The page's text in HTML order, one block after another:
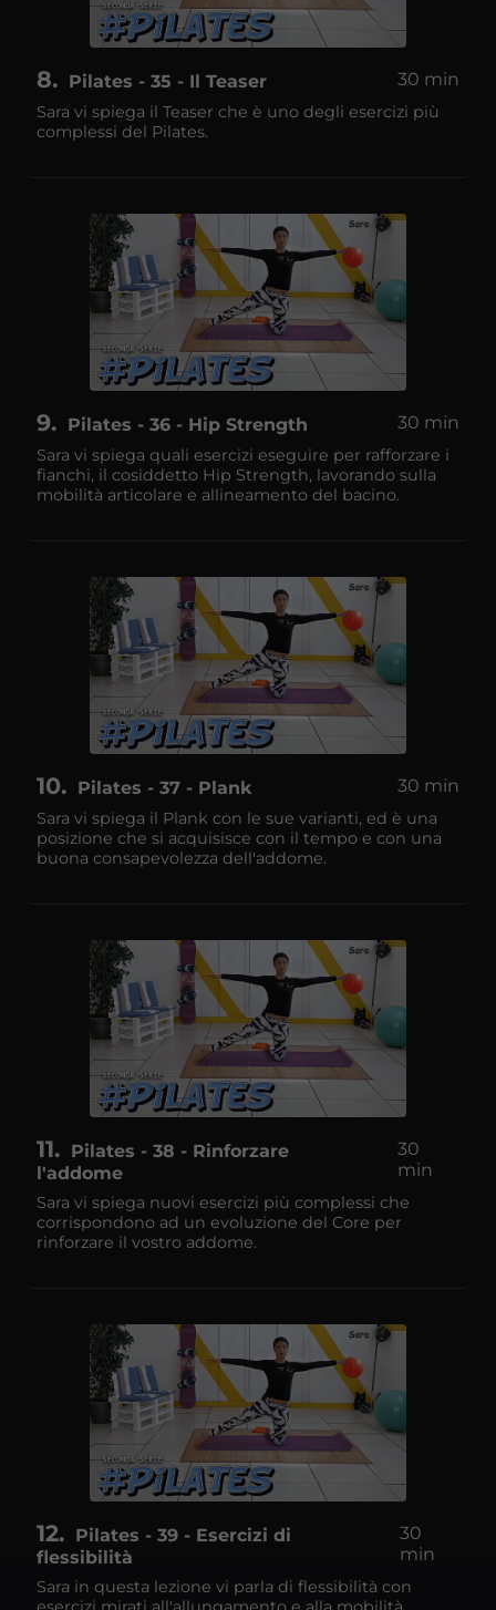
8 Pilates - 35 - Il Teaser 30 min
Sara vi spiega il Teaser che è uno degli esercizi più
complessi del Pilates.
9 Pilates - 36 - Hip Strength 30 min
Sara vi spiega quali esercizi eseguire per rafforzare i
fianchi, il cosiddetto Hip Strength, lavorando sulla
mobilità articolare e allineamento del bacino.
10 Pilates - 37 - Plank 30 min
Sara vi spiega il Plank con le sue varianti, ed è una
posizione che si acquisisce con il tempo e con una
buona consapevolezza dell'addome.
11
Pilates - 38 - Rinforzare
l'addome
30
min
Sara vi spiega nuovi esercizi più complessi che
corrispondono ad un evoluzione del Core per
rinforzare il vostro addome.
12
Pilates - 39 - Esercizi di
flessibilità
30
min
Sara in questa lezione vi parla di flessibilità con